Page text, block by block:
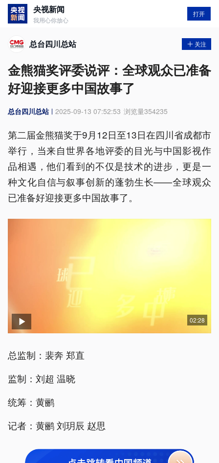
央视新闻
我用心你放心
打开
总台四川总站 关注
金熊猫奖评委说评：全球观众已准备
好迎接更多中国故事了
总台四川总站 2025-09-13 07:52:53 浏览量354235
第二届金熊猫奖于9月12日至13日在四川省成都市
举行，当来自世界各地评委的目光与中国影视作
品相遇，他们看到的不仅是技术的进步，更是一
种文化自信与叙事创新的蓬勃生长——全球观众
已准备好迎接更多中国故事了。
02:28
总监制：裴奔 郑直
监制：刘超 温晓
统筹：黄鹂
记者：黄鹂 刘玥辰 赵思